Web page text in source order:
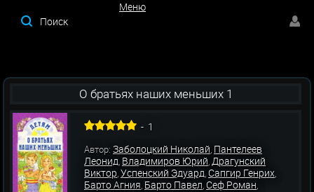
Меню
О братьях наших меньших 1
- 1
Автор:Заболоцкий Николай, Пантелеев
Леонид, Владимиров Юрий,Драгунский
Виктор,Успенский Эдуард,Сапгир Генрих,
Барто Агния, Барто Павел,Сеф Роман,